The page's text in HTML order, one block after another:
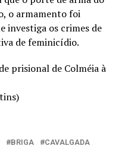
o armamento foi
investiga os crimes de
de feminicídio.
prisional de Colméia à
BRIGA
CAVALGADA